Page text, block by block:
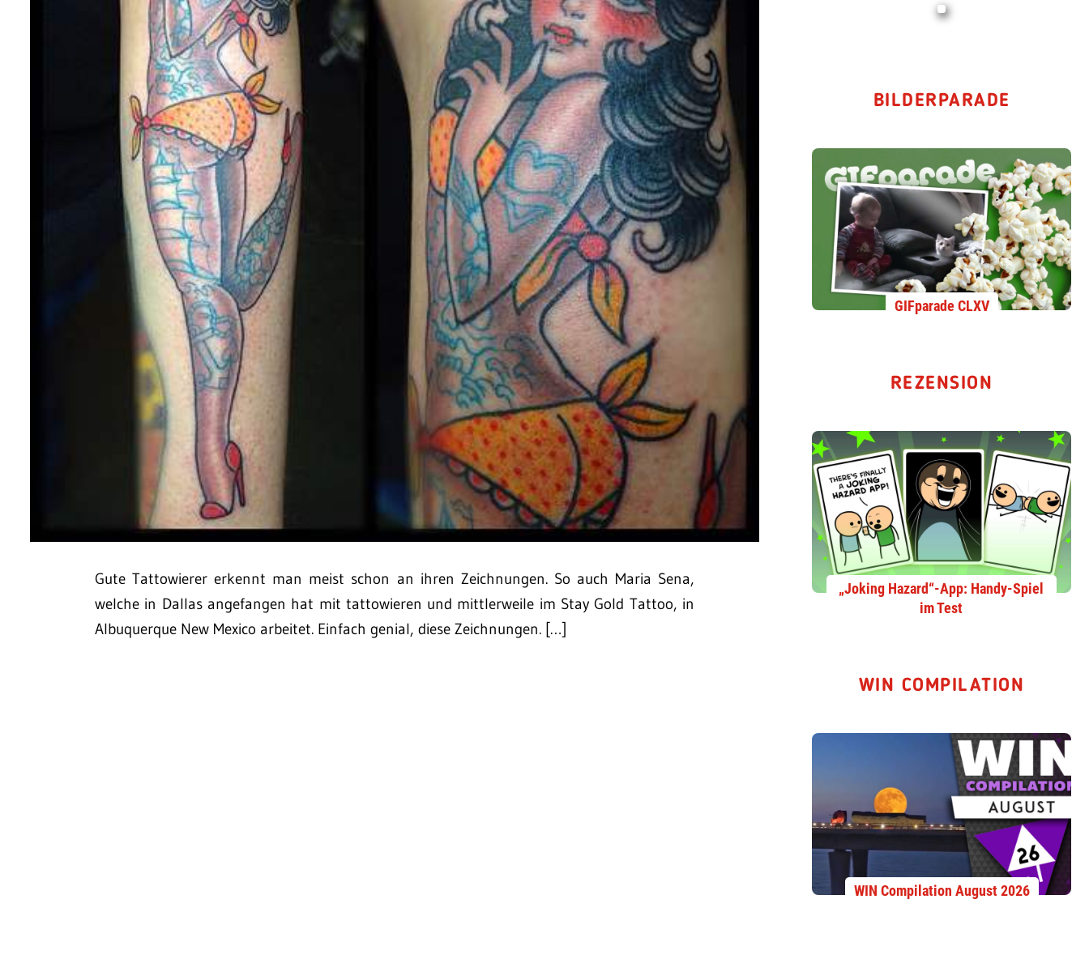
Gute Tattowierer erkennt man meist schon an ihren Zeichnungen. So auch Maria Sena,
welche in Dallas angefangen hat mit tattowieren und mittlerweile im Stay Gold Tattoo, in
Albuquerque New Mexico arbeitet. Einfach genial, diese Zeichnungen. […]
BILDERPARADE
GIFparade CLXV
REZENSION
„Joking Hazard“-App: Handy-Spiel
im Test
WIN COMPILATION
WIN Compilation August 2026